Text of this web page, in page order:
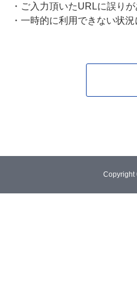
・ ご入力頂いたURLに誤りが
・ 一時的に利用できない状況
Copyright